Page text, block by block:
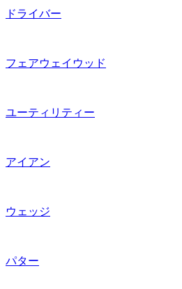
ドライバー
フェアウェイウッド
ユーティリティー
アイアン
ウェッジ
パター